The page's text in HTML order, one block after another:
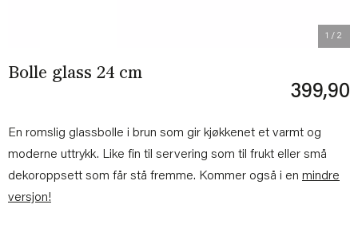
1 / 2
Bolle glass 24 cm
399,90
En romslig glassbolle i brun som gir kjøkkenet et varmt og
moderne uttrykk. Like fin til servering som til frukt eller små
dekoroppsett som får stå fremme. Kommer også i en mindre
versjon!